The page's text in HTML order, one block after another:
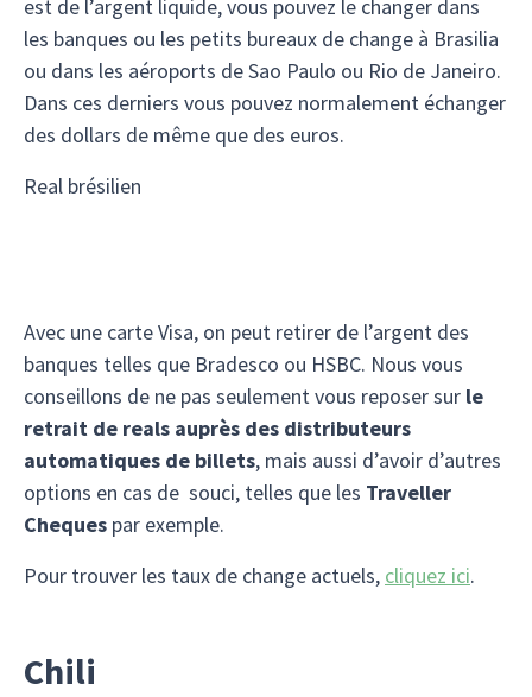
est de l’argent liquide, vous pouvez le changer dans
les banques ou les petits bureaux de change à Brasilia
ou dans les aéroports de Sao Paulo ou Rio de Janeiro.
Dans ces derniers vous pouvez normalement échanger
des dollars de même que des euros.
Real brésilien
Avec une carte Visa, on peut retirer de l’argent des
banques telles que Bradesco ou HSBC. Nous vous
conseillons de ne pas seulement vous reposer sur le
retrait de reals auprès des distributeurs
automatiques de billets, mais aussi d’avoir d’autres
options en cas de souci, telles que les Traveller
Cheques par exemple.
Pour trouver les taux de change actuels, cliquez ici.
Chili